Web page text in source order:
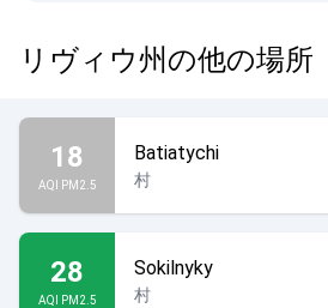
リヴィウ州の他の場所
18
AQI PM2.5
Batiatychi
村
28
AQI PM2.5
Sokilnyky
村